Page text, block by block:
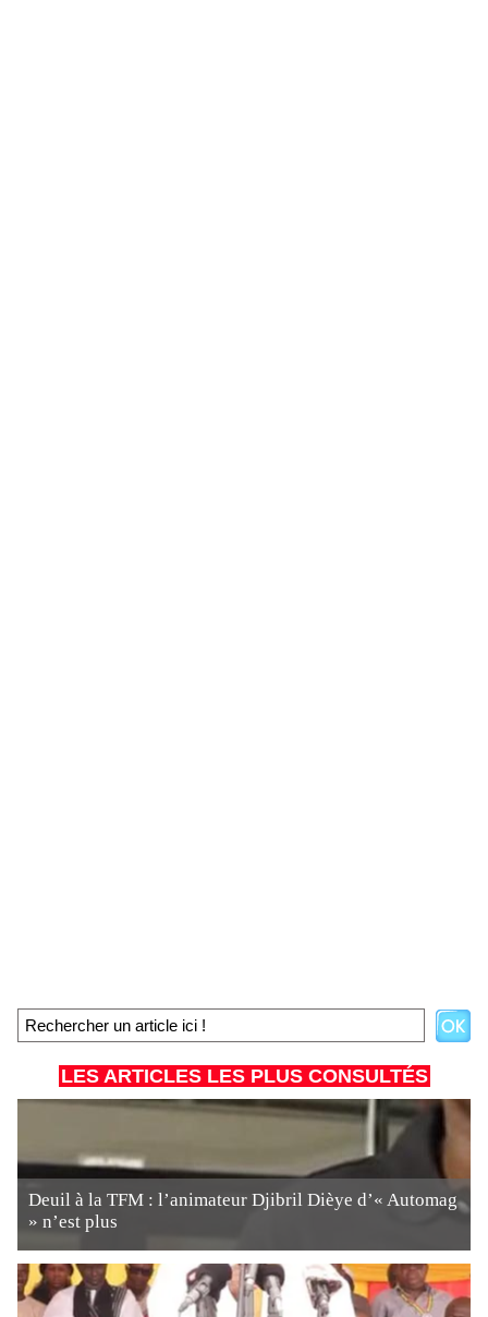
LES ARTICLES LES PLUS CONSULTÉS
Deuil à la TFM : l’animateur Djibril Dièye d’« Automag
» n’est plus